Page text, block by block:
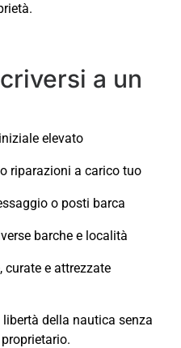
a un
elevato
riparazioni a carico tuo
o posti barca
barche e località
curate e attrezzate
della nautica senza